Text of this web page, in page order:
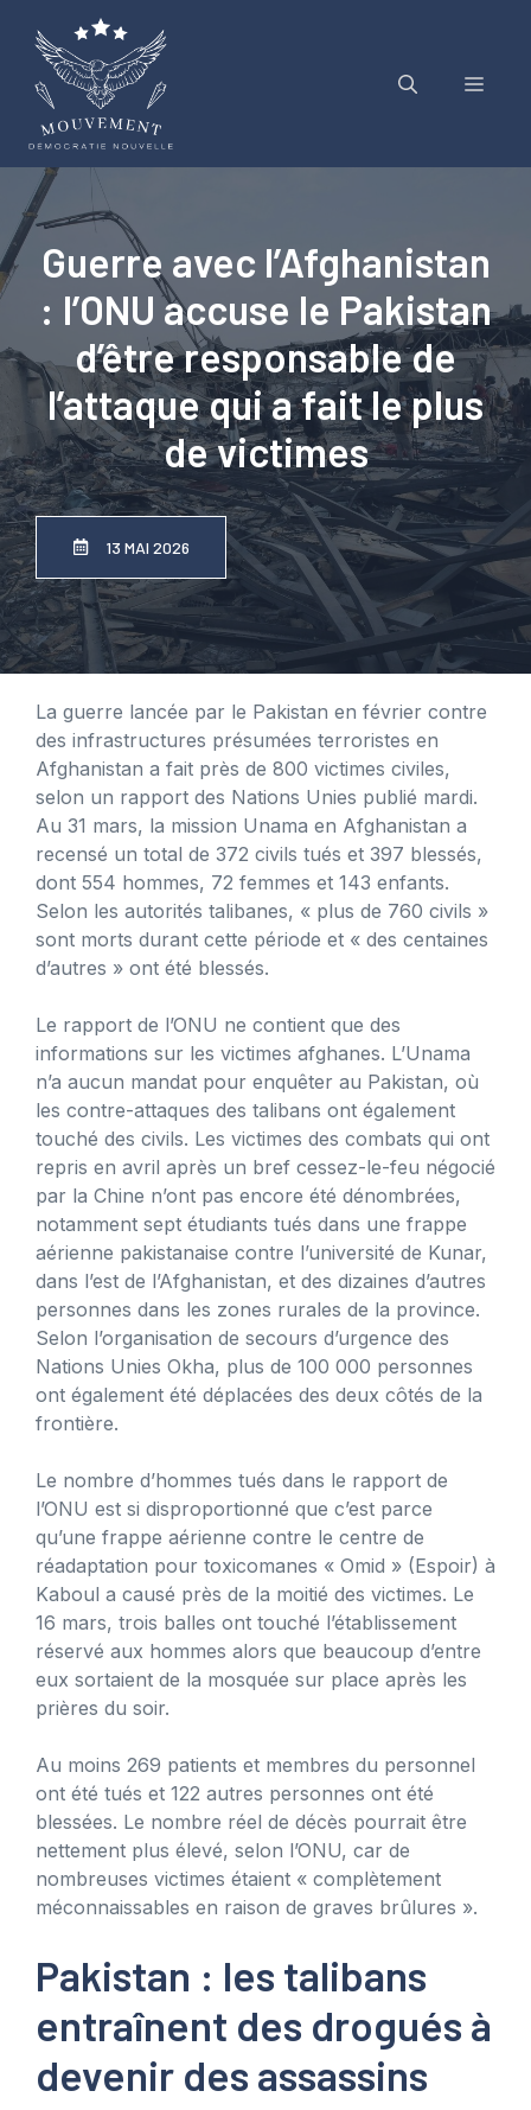
contenu
Menu
Guerre avec l’Afghanistan
: l’ONU accuse le Pakistan
d’être responsable de
l’attaque qui a fait le plus
de victimes
13 MAI 2026
La guerre lancée par le Pakistan en février contre
des infrastructures présumées terroristes en
Afghanistan a fait près de 800 victimes civiles,
selon un rapport des Nations Unies publié mardi.
Au 31 mars, la mission Unama en Afghanistan a
recensé un total de 372 civils tués et 397 blessés,
dont 554 hommes, 72 femmes et 143 enfants.
Selon les autorités talibanes, « plus de 760 civils »
sont morts durant cette période et « des centaines
d’autres » ont été blessés.
Le rapport de l’ONU ne contient que des
informations sur les victimes afghanes. L’Unama
n’a aucun mandat pour enquêter au Pakistan, où
les contre-attaques des talibans ont également
touché des civils. Les victimes des combats qui ont
repris en avril après un bref cessez-le-feu négocié
par la Chine n’ont pas encore été dénombrées,
notamment sept étudiants tués dans une frappe
aérienne pakistanaise contre l’université de Kunar,
dans l’est de l’Afghanistan, et des dizaines d’autres
personnes dans les zones rurales de la province.
Selon l’organisation de secours d’urgence des
Nations Unies Okha, plus de 100 000 personnes
ont également été déplacées des deux côtés de la
frontière.
Le nombre d’hommes tués dans le rapport de
l’ONU est si disproportionné que c’est parce
qu’une frappe aérienne contre le centre de
réadaptation pour toxicomanes « Omid » (Espoir) à
Kaboul a causé près de la moitié des victimes. Le
16 mars, trois balles ont touché l’établissement
réservé aux hommes alors que beaucoup d’entre
eux sortaient de la mosquée sur place après les
prières du soir.
Au moins 269 patients et membres du personnel
ont été tués et 122 autres personnes ont été
blessées. Le nombre réel de décès pourrait être
nettement plus élevé, selon l’ONU, car de
nombreuses victimes étaient « complètement
méconnaissables en raison de graves brûlures ».
Pakistan : les talibans
entraînent des drogués à
devenir des assassins